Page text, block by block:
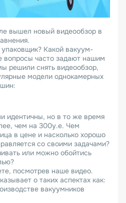
вышел новый видеообзор в
Какой вакуум-
вопросы часто задают нашим
решили снять видеообзор,
модели однокамерных
идентичны, но в то же время
чем на 300у.е. Чем
в цене и насколько хорошо
со своими задачами?
или можно обойтись
посмотрев наше видео.
о таких аспектах как:
вакуумников